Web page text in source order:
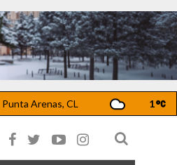
Punta Arenas, CL 1